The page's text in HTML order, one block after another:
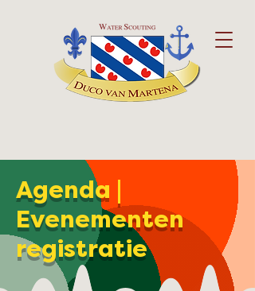
Agenda |
Evenementen
registratie